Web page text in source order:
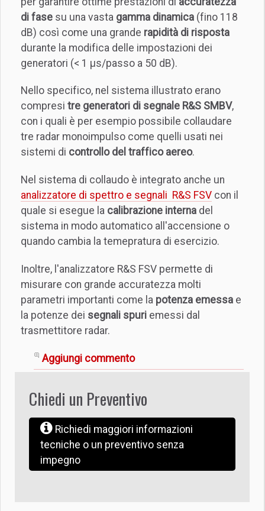
di fase su una vasta gamma dinamica (fino 118
dB) così come una grande rapidità di risposta
durante la modifica delle impostazioni dei
generatori (< 1 μs/passo a 50 dB).
Nello specifico, nel sistema illustrato erano
compresi tre generatori di segnale R&S SMBV,
con i quali è per esempio possibile collaudare
tre radar monoimpulso come quelli usati nei
sistemi di controllo del traffico aereo.
Nel sistema di collaudo è integrato anche un
analizzatore di spettro e segnali R&S FSV con il
quale si esegue la calibrazione interna del
sistema in modo automatico all'accensione o
quando cambia la temepratura di esercizio.
Inoltre, l'analizzatore R&S FSV permette di
misurare con grande accuratezza molti
parametri importanti come la potenza emessa e
la potenze dei segnali spuri emessi dal
trasmettitore radar.
Aggiungi commento
Chiedi un Preventivo
Richiedi maggiori informazioni
tecniche o un preventivo senza
impegno